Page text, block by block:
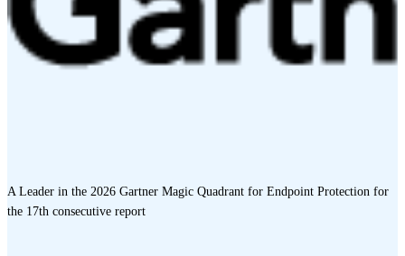
A Leader in the 2026 Gartner Magic Quadrant for Endpoint Protection for
the 17th consecutive report